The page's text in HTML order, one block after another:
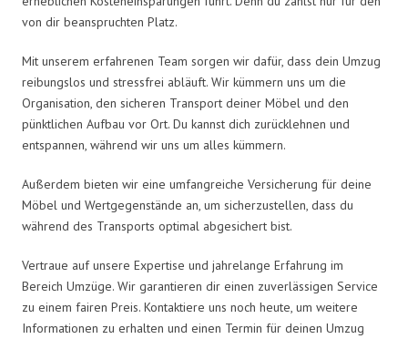
von dir beanspruchten Platz.
Mit unserem erfahrenen Team sorgen wir dafür, dass dein Umzug
reibungslos und stressfrei abläuft. Wir kümmern uns um die
Organisation, den sicheren Transport deiner Möbel und den
pünktlichen Aufbau vor Ort. Du kannst dich zurücklehnen und
entspannen, während wir uns um alles kümmern.
Außerdem bieten wir eine umfangreiche Versicherung für deine
Möbel und Wertgegenstände an, um sicherzustellen, dass du
während des Transports optimal abgesichert bist.
Vertraue auf unsere Expertise und jahrelange Erfahrung im
Bereich Umzüge. Wir garantieren dir einen zuverlässigen Service
zu einem fairen Preis. Kontaktiere uns noch heute, um weitere
Informationen zu erhalten und einen Termin für deinen Umzug